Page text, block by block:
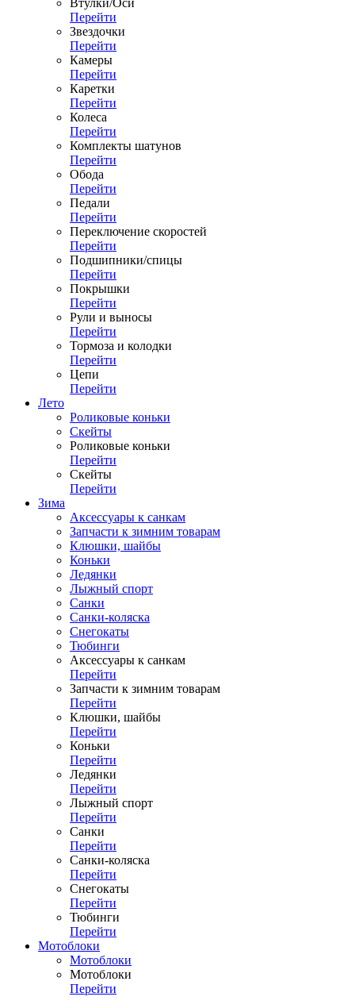
Втулки/Оси
Перейти
Звездочки
Перейти
Камеры
Перейти
Каретки
Перейти
Колеса
Перейти
Комплекты шатунов
Перейти
Обода
Перейти
Педали
Перейти
Переключение скоростей
Перейти
Подшипники/спицы
Перейти
Покрышки
Перейти
Рули и выносы
Перейти
Тормоза и колодки
Перейти
Цепи
Перейти
Лето
Роликовые коньки
Скейты
Роликовые коньки
Перейти
Скейты
Перейти
Зима
Аксессуары к санкам
Запчасти к зимним товарам
Клюшки, шайбы
Коньки
Ледянки
Лыжный спорт
Санки
Санки-коляска
Снегокаты
Тюбинги
Аксессуары к санкам
Перейти
Запчасти к зимним товарам
Перейти
Клюшки, шайбы
Перейти
Коньки
Перейти
Ледянки
Перейти
Лыжный спорт
Перейти
Санки
Перейти
Санки-коляска
Перейти
Снегокаты
Перейти
Тюбинги
Перейти
Мотоблоки
Мотоблоки
Мотоблоки
Перейти